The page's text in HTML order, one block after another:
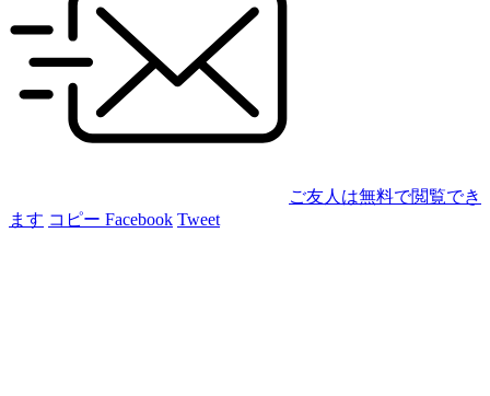
ご友人は無料で閲覧でき
ます コピー Facebook Tweet